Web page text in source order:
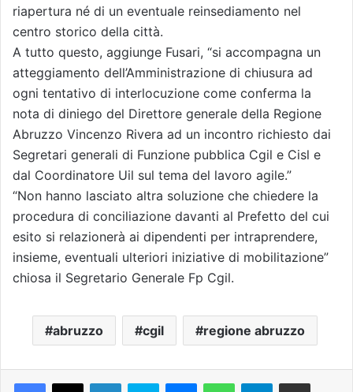
riapertura né di un eventuale reinsediamento nel
centro storico della città.
A tutto questo, aggiunge Fusari, “si accompagna un
atteggiamento dell’Amministrazione di chiusura ad
ogni tentativo di interlocuzione come conferma la
nota di diniego del Direttore generale della Regione
Abruzzo Vincenzo Rivera ad un incontro richiesto dai
Segretari generali di Funzione pubblica Cgil e Cisl e
dal Coordinatore Uil sul tema del lavoro agile.”
“Non hanno lasciato altra soluzione che chiedere la
procedura di conciliazione davanti al Prefetto del cui
esito si relazionerà ai dipendenti per intraprendere,
insieme, eventuali ulteriori iniziative di mobilitazione”
chiosa il Segretario Generale Fp Cgil.
abruzzo cgil regione abruzzo
Telegram